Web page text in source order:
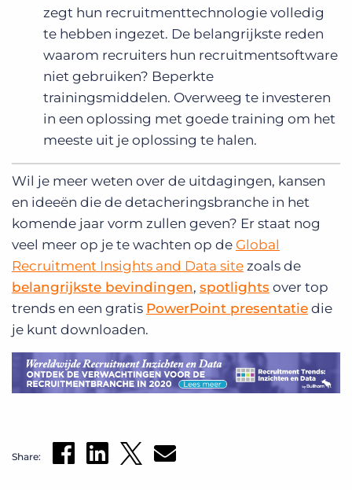
zegt hun recruitmenttechnologie volledig
te hebben ingezet. De belangrijkste reden
waarom recruiters hun recruitmentsoftware
niet gebruiken? Beperkte
trainingsmiddelen. Overweeg te investeren
in een oplossing met goede training om het
meeste uit je oplossing te halen.
Wil je meer weten over de uitdagingen, kansen
en ideeën die de detacheringsbranche in het
komende jaar vorm zullen geven? Er staat nog
veel meer op je te wachten op de Global
Recruitment Insights and Data site zoals de
belangrijkste bevindingen, spotlights over top
trends en een gratis PowerPoint presentatie die
je kunt downloaden.
Share: